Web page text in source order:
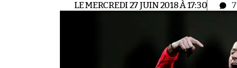
LE MERCREDI 27 JUIN 2018 À 17:30 7